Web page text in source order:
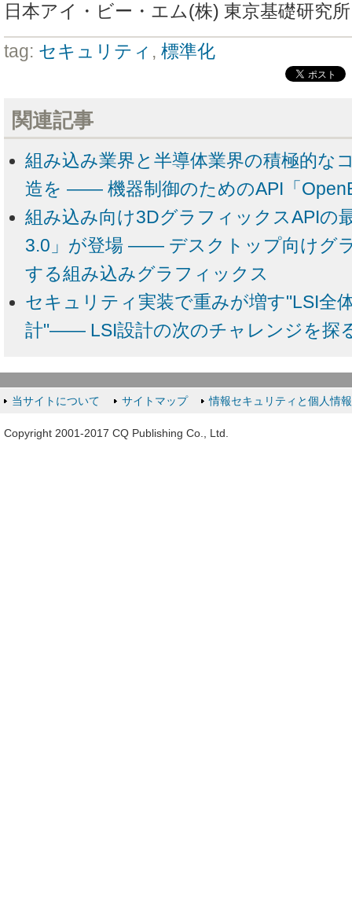
日本アイ・ビー・エム(株) 東京基礎研究所
tag: セキュリティ , 標準化
関連記事
組み込み業界と半導体業界の積極的な
造を ―― 機器制御のためのAPI「
組み込み向け3DグラフィックスAPIの
3.0」が登場 ―― デスクトップ向けグ
する組み込みグラフィックス
セキュリティ実装で重みが増す"LSI全
計"―― LSI設計の次のチャレンジを探
当サイトについて サイトマップ 情報セキュリティと個人情
Copyright 2001-2017 CQ Publishing Co., Ltd.